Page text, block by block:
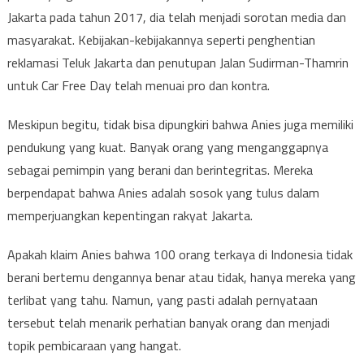
Jakarta pada tahun 2017, dia telah menjadi sorotan media dan
masyarakat. Kebijakan-kebijakannya seperti penghentian
reklamasi Teluk Jakarta dan penutupan Jalan Sudirman-Thamrin
untuk Car Free Day telah menuai pro dan kontra.
Meskipun begitu, tidak bisa dipungkiri bahwa Anies juga memiliki
pendukung yang kuat. Banyak orang yang menganggapnya
sebagai pemimpin yang berani dan berintegritas. Mereka
berpendapat bahwa Anies adalah sosok yang tulus dalam
memperjuangkan kepentingan rakyat Jakarta.
Apakah klaim Anies bahwa 100 orang terkaya di Indonesia tidak
berani bertemu dengannya benar atau tidak, hanya mereka yang
terlibat yang tahu. Namun, yang pasti adalah pernyataan
tersebut telah menarik perhatian banyak orang dan menjadi
topik pembicaraan yang hangat.